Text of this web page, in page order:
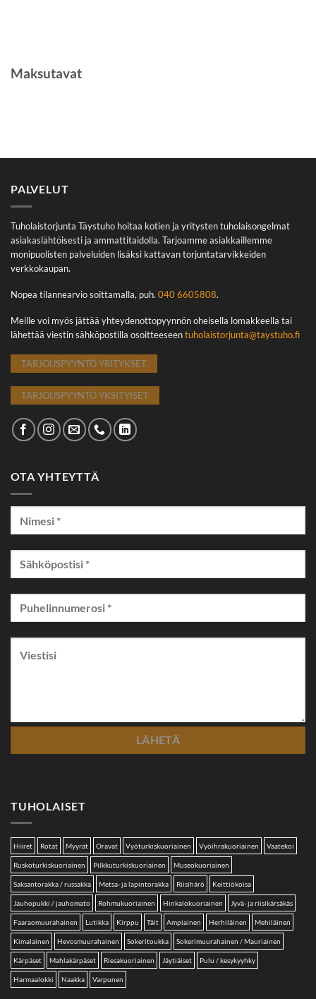
Maksutavat
PALVELUT
Tuholaistorjunta Täystuho hoitaa kotien ja yritysten tuholaisongelmat
asiakaslähtöisesti ja ammattitaidolla. Tarjoamme asiakkaillemme
monipuolisten palveluiden lisäksi kattavan torjuntatarvikkeiden
verkkokaupan.
Nopea tilannearvio soittamalla, puh. 040 6605808.
Meille voi myös jättää yhteydenottopyynnön oheisella lomakkeella tai
lähettää viestin sähköpostilla osoitteeseentuholaistorjunta@taystuho.fi
TARJOUSPYYNTÖ YRITYKSET
TARJOUSPYYNTÖ YKSITYISET
OTA YHTEYTTÄ
TUHOLAISET
Hiiret Rotat Myyrät Oravat Vyöturkiskuoriainen Vyöihrakuoriainen Vaatekoi
Ruskoturkiskuoriainen Pilkkuturkiskuoriainen Museokuoriainen
Saksantorakka / russakka Metsa- ja lapintorakka Riisihärö Keittiökoisa
Jauhopukki / jauhomato Rohmukuoriainen Hinkalokuoriainen Jyvä- ja riisikärsäkäs
Faaraomuurahainen Lutikka Kirppu Täit Ampiainen Herhiläinen Mehiläinen
Kimalainen Hevosmuurahainen Sokeritoukka Sokerimuurahainen / Mauriainen
Kärpäset Mahlakärpäset Riesakuoriainen Jäytiäiset Pulu / kesykyyhky
Harmaalokki Naakka Varpunen